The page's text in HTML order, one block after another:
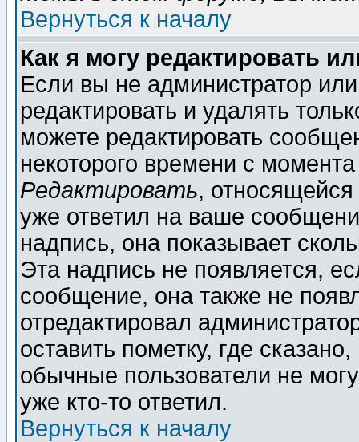
Вернуться к началу
Как я могу редактировать
Если вы не администратор
редактировать и удалять
можете редактировать
некоторого времени с
Редактировать,
уже ответил на ваше
надпись, она показывает
Эта надпись не появляется,
сообщение, она также не
отредактировал
оставить пометку, где
обычные пользователи не
уже кто-то ответил.
Вернуться к началу